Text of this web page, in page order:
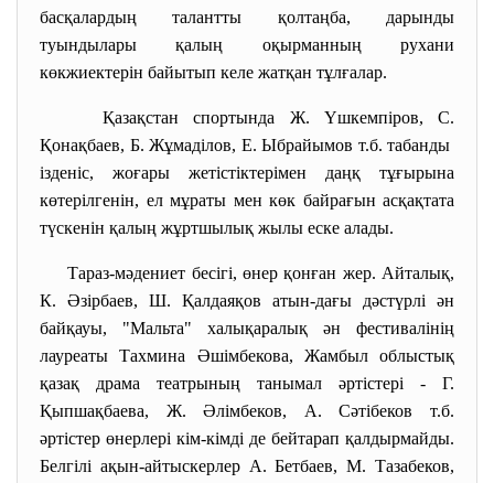
басқалардың талантты қолтаңба, дарынды
туындылары қалың оқырманның рухани
көкжиектерін байытып келе жатқан тұлғалар.
Қазақстан спортында Ж. Үшкемпіров, С.
Қонақбаев, Б. Жұмаділов, Е. Ыбрайымов т.б. табанды
ізденіс, жоғары жетістіктерімен даңқ тұғырына
көтерілгенін, ел мұраты мен көк байрағын асқақтата
түскенін қалың жұртшылық жылы еске алады.
Тараз-мәдениет бесігі, өнер қонған жер. Айталық,
К. Әзірбаев, Ш. Қалдаяқов атын-дағы дәстүрлі ән
байқауы, "Мальта" халықаралық ән фестивалінің
лауреаты Тахмина Әшімбекова, Жамбыл облыстық
қазақ драма театрының танымал әртістері - Г.
Қыпшақбаева, Ж. Әлімбеков, А. Сәтібеков т.б.
әртістер өнерлері кім-кімді де бейтарап қалдырмайды.
Белгілі ақын-айтыскерлер А. Бетбаев, М. Тазабеков,